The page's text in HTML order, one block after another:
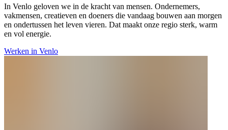
In Venlo geloven we in de kracht van mensen. Ondernemers,
vakmensen, creatieven en doeners die vandaag bouwen aan morgen
en ondertussen het leven vieren. Dat maakt onze regio sterk, warm
en vol energie.
Werken in Venlo